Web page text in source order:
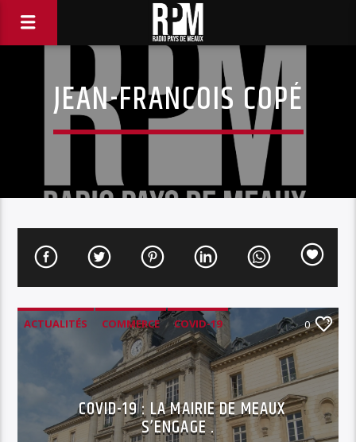
JEAN-FRANCOIS COPÉ
ACTUALITÉS COMMERCE
COVID-19
SANTÉ
0
COVID-19 : LA MAIRIE DE MEAUX
S’ENGAGE .